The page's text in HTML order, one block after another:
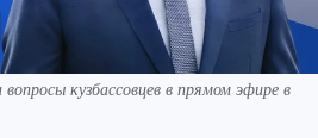
кузбассовцев в прямом эфире в